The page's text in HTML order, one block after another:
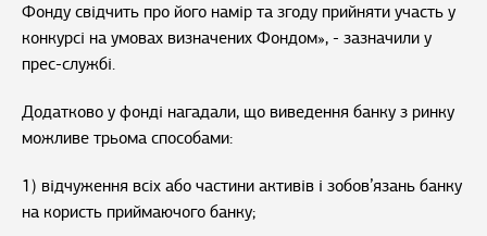
Фонду свідчить про його намір та згоду прийняти участь у
конкурсі на умовах визначених Фондом», - зазначили у
прес-службі.
Додатково у фонді нагадали, що виведення банку з ринку
можливе трьома способами:
1) відчуження всіх або частини активів і зобов’язань банку
на користь приймаючого банку;